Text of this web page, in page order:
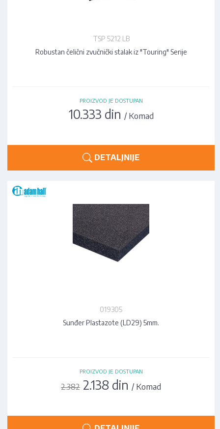
TSP 5212 LB
Robustan čelični zvučnički stalak iz "Touring" Serije
PROIZVOD JE DOSTUPAN
10.333 din / Komad
DETALJNIJE
019305
Sunđer Plastazote (LD29) 5mm.
PROIZVOD JE DOSTUPAN
2.382 2.138 din / Komad